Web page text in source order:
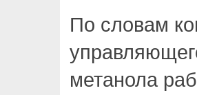
По словам
метанола